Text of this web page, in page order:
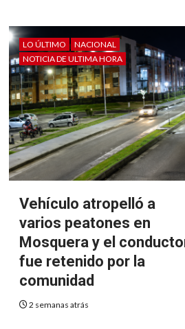
LO ÚLTIMO
NACIONAL
NOTICIA DE ULTIMA HORA
Vehículo atropelló a
varios peatones en
Mosquera y el
fue retenido por la
comunidad
2 semanas atrás